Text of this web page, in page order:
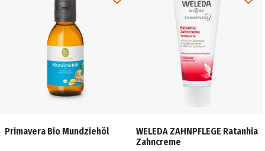
Primavera Bio Mundziehöl
WELEDA ZAHNPFLEGE Ratanhia
Zahncreme